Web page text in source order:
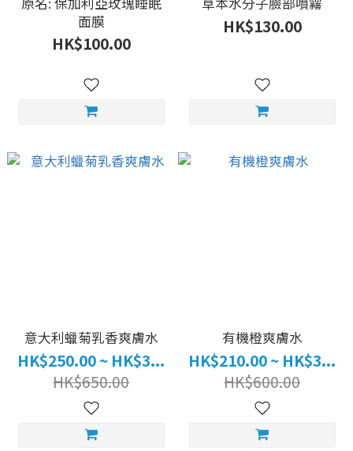
面膜
HK$100.00
HK$130.00
意大利蠟菊乳香爽膚水
HK$250.00 ~ HK$3...
HK$650.00
有機橙爽膚水
HK$210.00 ~ HK$3...
HK$600.00